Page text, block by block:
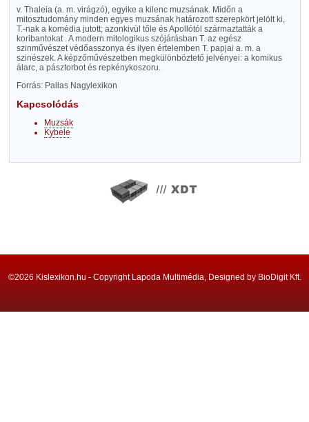
v. Thaleia (a. m. virágzó), egyike a kilenc muzsának. Midőn a
mitosztudomány minden egyes muzsának határozott szerepkört jelölt ki,
T.-nak a komédia jutott; azonkivül tőle és Apollótól származtatták a
koribantokat . A modern mitologikus szójárásban T. az egész
szinművészet védőasszonya és ilyen értelemben T. papjai a. m. a
szinészek. A képzőművészetben megkülönböztető jelvényei: a komikus
álarc, a pásztorbot és repkénykoszoru.
Forrás: Pallas Nagylexikon
Kapcsolódás
Muzsák
Kybele
©2026 Kislexikon.hu - Copyright Lapoda Multimédia, Designed by BioDigit Kft.